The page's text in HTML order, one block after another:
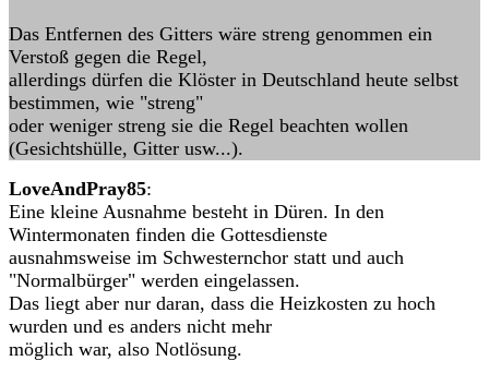
Das Entfernen des Gitters wäre streng genommen ein
Verstoß gegen die Regel,
allerdings dürfen die Klöster in Deutschland heute selbst
bestimmen, wie "streng"
oder weniger streng sie die Regel beachten wollen
(Gesichtshülle, Gitter usw...).
LoveAndPray85:
Eine kleine Ausnahme besteht in Düren. In den
Wintermonaten finden die Gottesdienste
ausnahmsweise im Schwesternchor statt und auch
"Normalbürger" werden eingelassen.
Das liegt aber nur daran, dass die Heizkosten zu hoch
wurden und es anders nicht mehr
möglich war, also Notlösung.